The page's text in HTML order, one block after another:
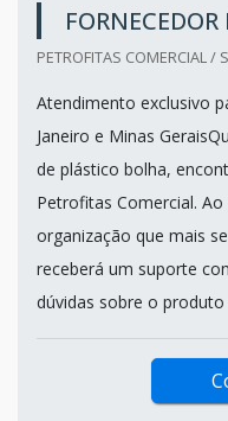
PETROFITAS COMERCIAL /
Atendimento exclusivo
Janeiro e Minas
de plástico bolha,
Petrofitas Comercial.
organização que mais
receberá um suporte
dúvidas sobre o produto